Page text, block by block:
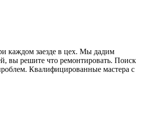
каждом заезде в цех. Мы дадим
вы решите что ремонтировать. Поиск
Квалифицированные мастера с